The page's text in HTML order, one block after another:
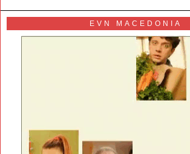
EVN MACEDONIA